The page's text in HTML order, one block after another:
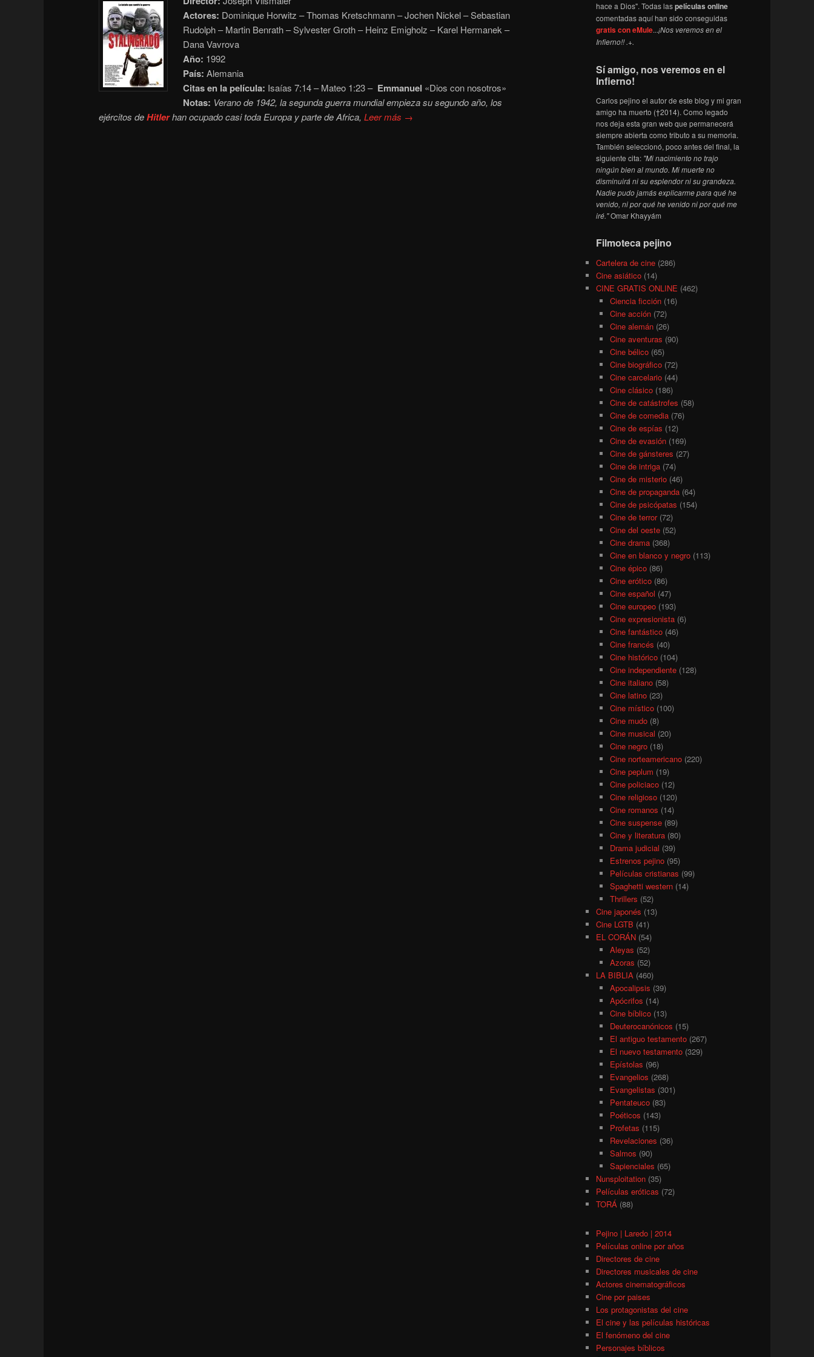
Actores: Dominique Horwitz – Thomas Kretschmann – Jochen Nickel – Sebastian
Rudolph – Martin Benrath – Sylvester Groth – Heinz Emigholz – Karel Hermanek –
Dana Vavrova
Año: 1992
País: Alemania
Citas en la película: Isaías 7:14 – Mateo 1:23 – Emmanuel «Dios con nosotros»
Notas: Verano de 1942, la segunda guerra mundial empieza su segundo año, los
ejércitos deHitlerhan ocupado casi toda Europa y parte de Africa,Leer más →
hace a Dios". Todas laspelículas online
comentadas aquí han sido conseguidas
gratis con eMule...¡Nos veremos en el
Infierno!! .+.
Sí amigo, nos veremos en el
Infierno!
Carlos pejino el autor de este blog y mi gran
amigo ha muerto (†2014). Como legado
nos deja esta gran web que permanecerá
siempre abierta como tributo a su memoria.
También seleccionó, poco antes del final, la
siguiente cita: "Mi nacimiento no trajo
ningún bien al mundo. Mi muerte no
disminuirá ni su esplendor ni su grandeza.
Nadie pudo jamás explicarme para qué he
venido, ni por qué he venido ni por qué me
iré."Omar Khayyám
Filmoteca pejino
Cartelera de cine (286)
Cine asiático (14)
CINE GRATIS ONLINE (462)
Ciencia ficción(16)
Cine acción(72)
Cine alemán(26)
Cine aventuras (90)
Cine bélico(65)
Cine biográfico(72)
Cine carcelario(44)
Cine clásico(186)
Cine de catástrofes (58)
Cine de comedia(76)
Cine de espías (12)
Cine de evasión(169)
Cine de gánsteres (27)
Cine de intriga(74)
Cine de misterio(46)
Cine de propaganda(64)
Cine de psicópatas (154)
Cine de terror(72)
Cine del oeste(52)
Cine drama(368)
Cine en blanco y negro(113)
Cine épico(86)
Cine erótico(86)
Cine español (47)
Cine europeo(193)
Cine expresionista(6)
Cine fantástico(46)
Cine francés (40)
Cine histórico(104)
Cine independiente(128)
Cine italiano(58)
Cine latino(23)
Cine místico(100)
Cine mudo(8)
Cine musical (20)
Cine negro(18)
Cine norteamericano(220)
Cine peplum (19)
Cine policiaco(12)
Cine religioso(120)
Cine romanos (14)
Cine suspense(89)
Cine y literatura(80)
Drama judicial (39)
Estrenos pejino(95)
Películas cristianas (99)
Spaghetti western(14)
Thrillers (52)
Cine japonés (13)
Cine LGTB (41)
EL CORÁN (54)
Aleyas (52)
Azoras (52)
LA BIBLIA (460)
Apocalipsis (39)
Apócrifos (14)
Cine bíblico(13)
Deuterocanónicos (15)
El antiguo testamento(267)
El nuevo testamento(329)
Epístolas (96)
Evangelios (268)
Evangelistas (301)
Pentateuco(83)
Poéticos (143)
Profetas (115)
Revelaciones (36)
Salmos (90)
Sapienciales (65)
Nunsploitation (35)
Películas eróticas (72)
TORÁ (88)
Pejino | Laredo | 2014
Películas online por años
Directores de cine
Directores musicales de cine
Actores cinematográficos
Cine por paises
Los protagonistas del cine
El cine y las películas históricas
El fenómeno del cine
Personajes bíblicos